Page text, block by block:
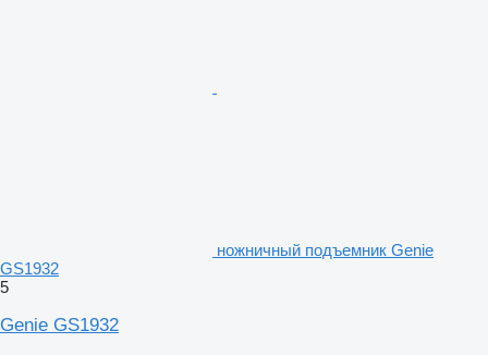
ножничный подъемник Genie
GS1932
5
Genie GS1932